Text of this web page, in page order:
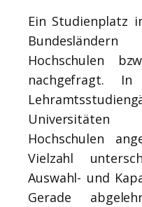
Ein Studienplatz
Hochschulen
nachgefragt. In
Universitäten
Hochschulen
Vielzahl
Auswahl- und
Gerade